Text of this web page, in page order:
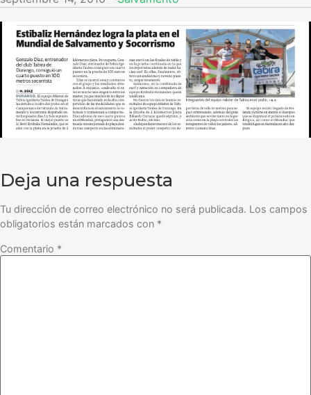
Deja una respuesta
Tu dirección de correo electrónico no será publicada. Los campos
obligatorios están marcados con *
Comentario *